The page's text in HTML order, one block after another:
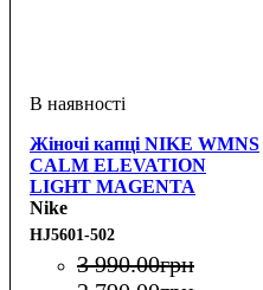
Жіночі капці NIKE WMNS
CALM ELEVATION
LIGHT MAGENTA
Nike
HJ5601-502
3 990.00грн